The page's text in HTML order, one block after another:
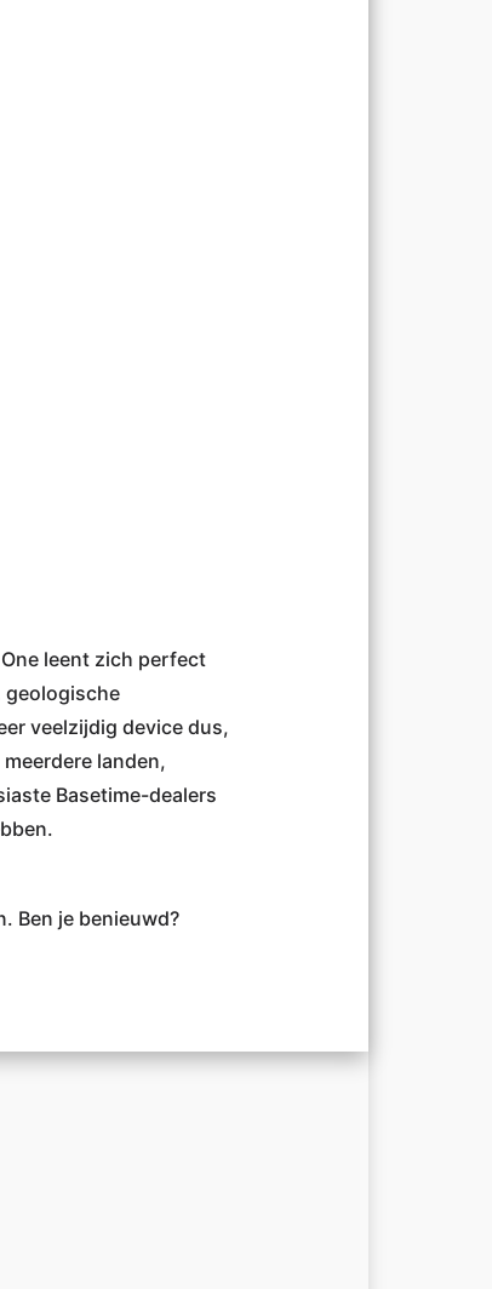
leent zich perfect
geologische
veelzijdig device dus,
landen,
Basetime-dealers
Ben je benieuwd?